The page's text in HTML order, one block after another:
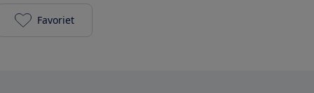
Gazelle Ultimate C5+ 540Wh Heren toevoegen
Favoriet